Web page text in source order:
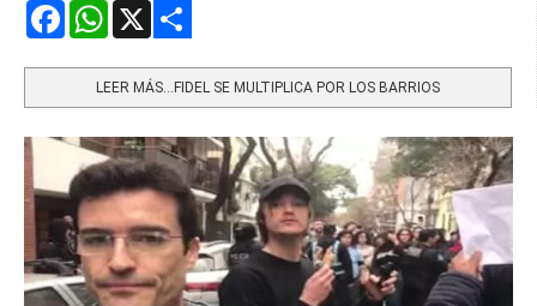
FacebookWhatsApp
LEER MÁS…FIDEL SE MULTIPLICA POR LOS BARRIOS